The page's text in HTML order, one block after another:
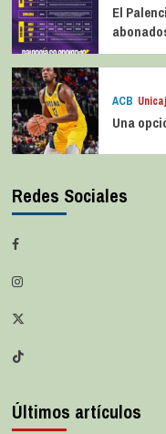
El
ACB
Una
Redes Sociales
Últimos artículos